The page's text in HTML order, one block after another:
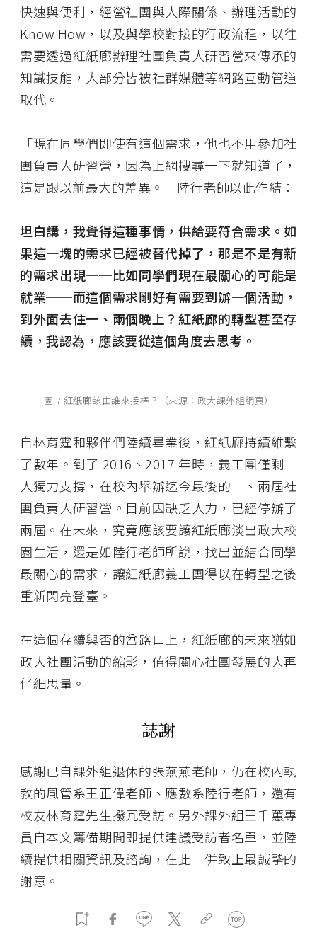
快速與便利，經營社團與人際關係、辦理活動的
Know How，以及與學校對接的行政流程，以往
需要透過紅紙廊辦理社團負責人研習營來傳承的
知識技能，大部分皆被社群媒體等網路互動管道
取代。
「現在同學們即使有這個需求，他也不用參加社
團負責人研習營，因為上網搜尋一下就知道了，
這是跟以前最大的差異。」陸行老師以此作結：
坦白講，我覺得這種事情，供給要符合需求。如
果這一塊的需求已經被替代掉了，那是不是有新
的需求出現──比如同學們現在最關心的可能是
就業──而這個需求剛好有需要到辦一個活動，
到外面去住一、兩個晚上？紅紙廊的轉型甚至存
續，我認為，應該要從這個角度去思考。
圖 7 紅紙廊該由誰來接棒？（來源：政大課外組網頁）
自林育霆和夥伴們陸續畢業後，紅紙廊持續維繫
了數年。到了 2016、2017 年時，義工團僅剩一
人獨力支撐，在校內舉辦迄今最後的一、兩屆社
團負責人研習營。目前因缺乏人力，已經停辦了
兩屆。在未來，究竟應該要讓紅紙廊淡出政大校
園生活，還是如陸行老師所說，找出並結合同學
最關心的需求，讓紅紙廊義工團得以在轉型之後
重新閃亮登臺。
在這個存續與否的岔路口上，紅紙廊的未來猶如
政大社團活動的縮影，值得關心社團發展的人再
仔細思量。
誌謝
感謝已自課外組退休的張燕燕老師，仍在校內執
教的風管系王正偉老師、應數系陸行老師，還有
校友林育霆先生撥冗受訪。另外課外組王千蕙專
員自本文籌備期間即提供建議受訪者名單，並陸
續提供相關資訊及諮詢，在此一併致上最誠摯的
謝意。